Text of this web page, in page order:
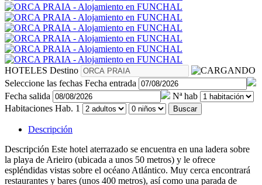
HOTELES Destino
Seleccione las fechas Fecha entrada
Fecha salida
Nª hab
Habitaciones Hab. 1 Buscar
Descripción
Descripción Este hotel aterrazado se encuentra en una ladera sobre
la playa de Arieiro (ubicada a unos 50 metros) y le ofrece
espléndidas vistas sobre el océano Atlántico. Muy cerca encontrará
restaurantes y bares (unos 400 metros), así como una parada de